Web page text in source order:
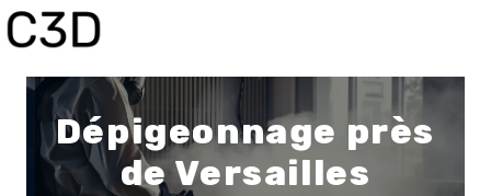
Dépigeonnage près
de Versailles
Panneau de gestion des cookies